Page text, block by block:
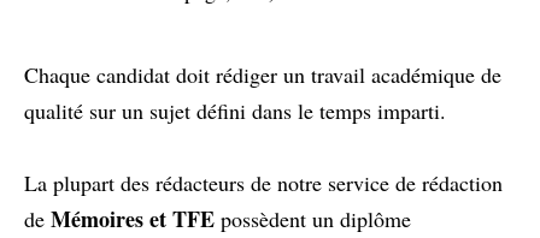
Chaque candidat doit rédiger un travail académique de
qualité sur un sujet défini dans le temps imparti.
La plupart des rédacteurs de notre service de rédaction
de Mémoires et TFE possèdent un diplôme